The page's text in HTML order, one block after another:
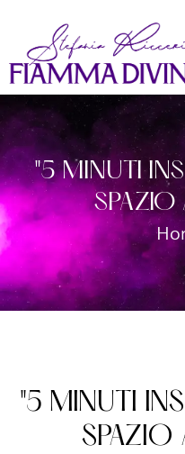
"5 MINUTI
SPAZIO
"5 MINUTI
SPAZIO